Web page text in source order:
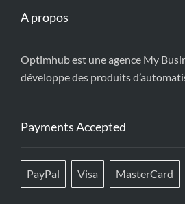
A propos
Optimhub est une agence My
développe des produits
Payments Accepted
PayPal Visa MasterCard